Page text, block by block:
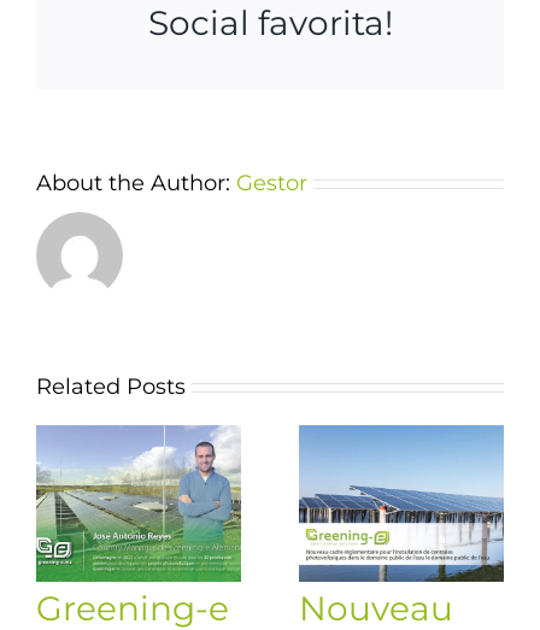
Social favorita!
About the Author: Gestor
Related Posts
Greening-e
Nouveau